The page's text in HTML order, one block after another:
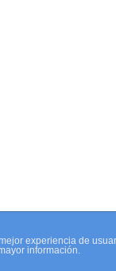
experiencia de
información.